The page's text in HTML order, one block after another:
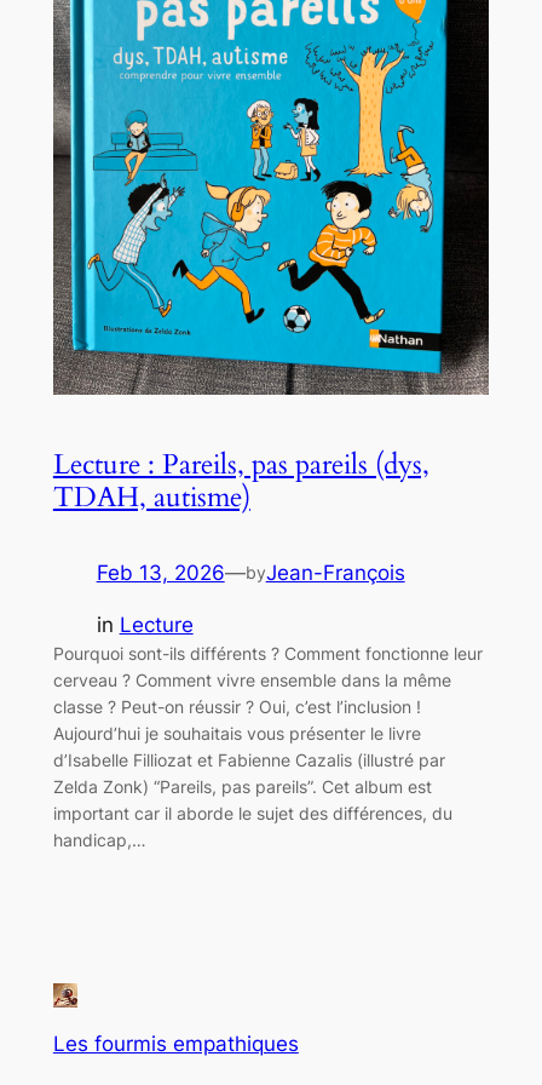
Lecture : Pareils, pas pareils (dys,
TDAH, autisme)
Feb 13, 2026—byJean-François
in Lecture
Pourquoi sont-ils différents ? Comment fonctionne leur
cerveau ? Comment vivre ensemble dans la même
classe ? Peut-on réussir ? Oui, c’est l’inclusion !
Aujourd’hui je souhaitais vous présenter le livre
d’Isabelle Filliozat et Fabienne Cazalis (illustré par
Zelda Zonk) “Pareils, pas pareils”. Cet album est
important car il aborde le sujet des différences, du
handicap,…
Les fourmis empathiques